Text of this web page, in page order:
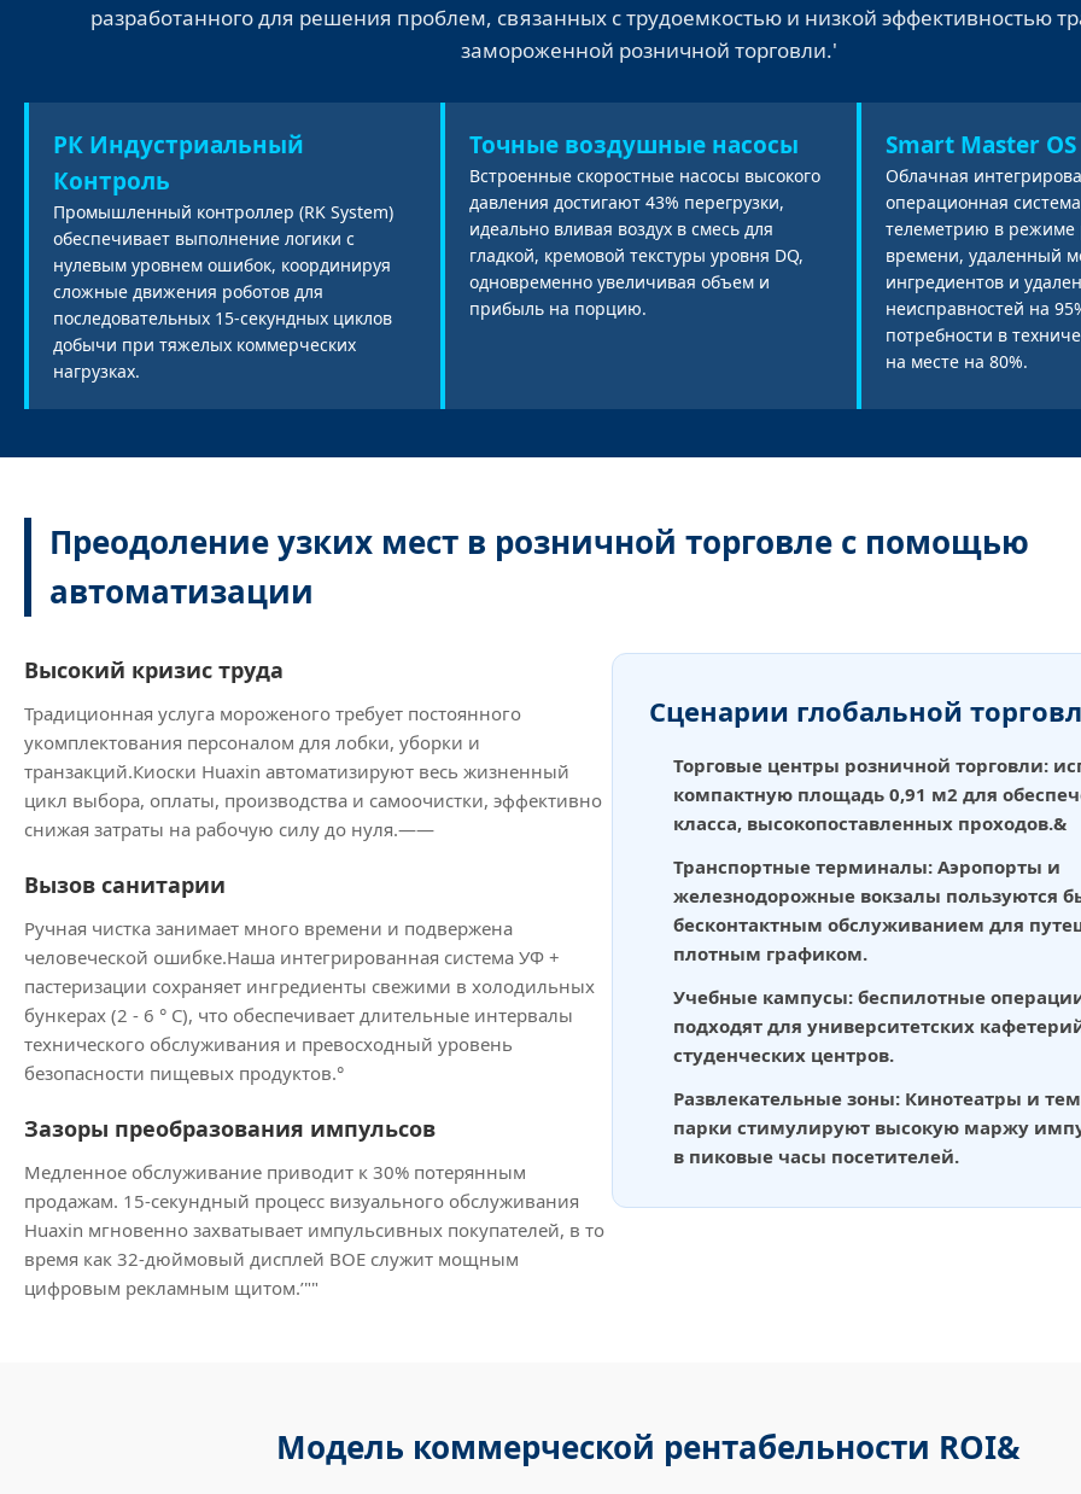
разработанного для решения проблем, связанных с трудоемкостью и низкой эффективностью
замороженной розничной торговли.'
РК Индустриальный
Контроль
Промышленный контроллер (RK System)
обеспечивает выполнение логики с
нулевым уровнем ошибок, координируя
сложные движения роботов для
последовательных 15-секундных циклов
добычи при тяжелых коммерческих
нагрузках.
Точные воздушные насосы
Встроенные скоростные насосы высокого
давления достигают 43% перегрузки,
идеально вливая воздух в смесь для
гладкой, кремовой текстуры уровня DQ,
одновременно увеличивая объем и
прибыль на порцию.
Smart Master OS
Облачная
операционная
телеметрию в режиме
времени, удаленный
ингредиентов и
неисправностей на
потребности в
на месте на 80%.
Преодоление узких мест в розничной торговле с помощью
автоматизации
Высокий кризис труда
Традиционная услуга мороженого требует постоянного
укомплектования персоналом для лобки, уборки и
транзакций.Киоски Huaxin автоматизируют весь жизненный
цикл выбора, оплаты, производства и самоочистки, эффективно
снижая затраты на рабочую силу до нуля.——
Вызов санитарии
Ручная чистка занимает много времени и подвержена
человеческой ошибке.Наша интегрированная система УФ +
пастеризации сохраняет ингредиенты свежими в холодильных
бункерах (2 - 6 ° C), что обеспечивает длительные интервалы
технического обслуживания и превосходный уровень
безопасности пищевых продуктов.°
Зазоры преобразования импульсов
Медленное обслуживание приводит к 30% потерянным
продажам. 15-секундный процесс визуального обслуживания
Huaxin мгновенно захватывает импульсивных покупателей, в то
время как 32-дюймовый дисплей BOE служит мощным
цифровым рекламным щитом.’""
Сценарии глобальной
Торговые центры розничной торговли:
компактную площадь 0,91 м2 для
класса, высокопоставленных проходов.&
Транспортные терминалы: Аэропорты и
железнодорожные вокзалы пользуются
бесконтактным обслуживанием для
плотным графиком.
Учебные кампусы: беспилотные
подходят для университетских
студенческих центров.
Развлекательные зоны: Кинотеатры и
парки стимулируют высокую маржу
в пиковые часы посетителей.
Модель коммерческой рентабельности ROI&